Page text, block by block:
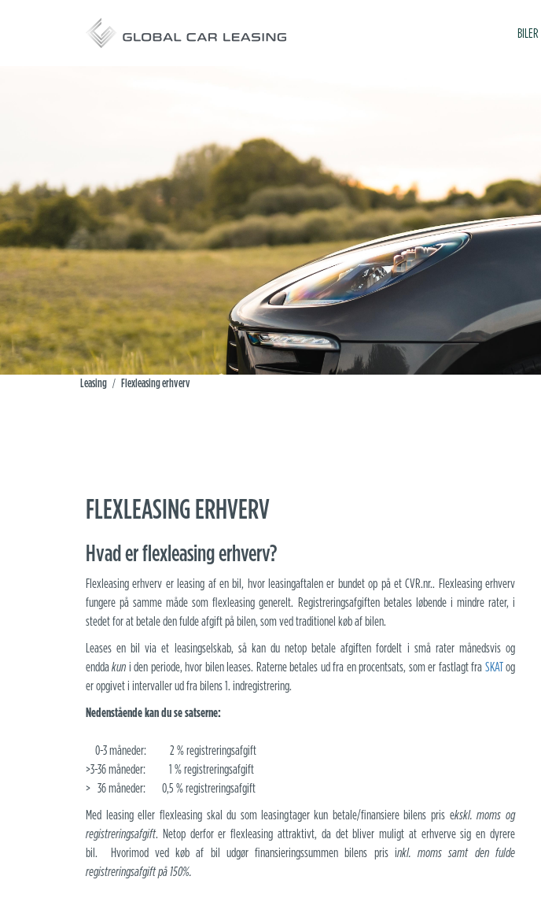
BILER
Leasing / Flexleasing erhverv
FLEXLEASING ERHVERV
Hvad er flexleasing erhverv?
Flexleasing erhverv er leasing af en bil, hvor leasingaftalen er bundet op på et CVR.nr.. Flexleasing erhverv
fungere på samme måde som flexleasing generelt. Registreringsafgiften betales løbende i mindre rater, i
stedet for at betale den fulde afgift på bilen, som ved traditionel køb af bilen.
Leases en bil via et leasingselskab, så kan du netop betale afgiften fordelt i små rater månedsvis og
enddakun i den periode, hvor bilen leases. Raterne betales ud fra en procentsats, som er fastlagt fra SKATog
er opgivet i intervaller ud fra bilens 1. indregistrering.
Nedenstående kan du se satserne:
0-3 måneder: 2 % registreringsafgift
>3-36 måneder: 1 % registreringsafgift
> 36 måneder: 0,5 % registreringsafgift
Med leasing eller flexleasing skal du som leasingtager kun betale/finansiere bilens pris ekskl. moms og
registreringsafgift. Netop derfor er flexleasing attraktivt, da det bliver muligt at erhverve sig en dyrere
bil. Hvorimod ved køb af bil udgør finansieringssummen bilens pris inkl. moms samt den fulde
registreringsafgift på 150%.